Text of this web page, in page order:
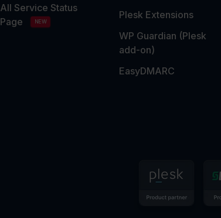
All Service Status
Page
NEW
Plesk Extensions
WP Guardian (Plesk
add-on)
EasyDMARC